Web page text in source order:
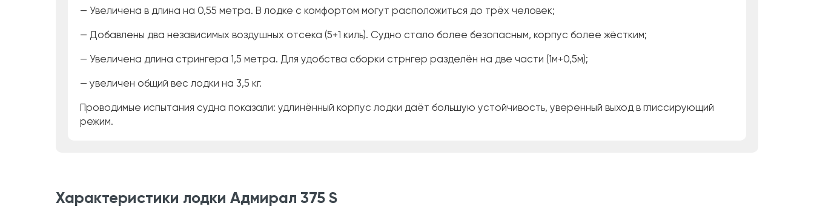
— Увеличена в длина на 0,55 метра. В лодке с комфортом могут расположиться до трёх человек;
— Добавлены два независимых воздушных отсека (5+1 киль). Судно стало более безопасным, корпус более жёстким;
— Увеличена длина стрингера 1,5 метра. Для удобства сборки стрнгер разделён на две части (1м+0,5м);
— увеличен общий вес лодки на 3,5 кг.
Проводимые испытания судна показали: удлинённый корпус лодки даёт большую устойчивость, уверенный выход в глиссирующий
режим.
Характеристики лодки Адмирал 375 S